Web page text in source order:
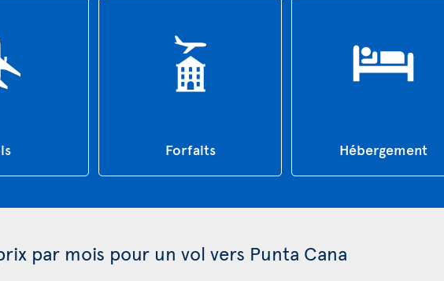
Forfaits Hébergement
par mois pour un vol vers Punta Cana